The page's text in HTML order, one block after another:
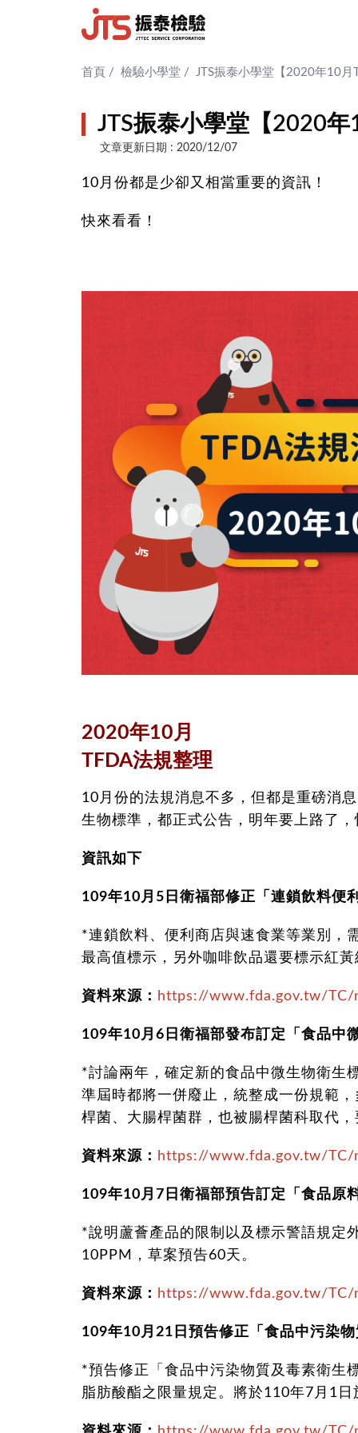
首頁 / 檢驗小學堂 / JTS振泰小學堂【2020年10月
JTS振泰小學堂【2020
文章更新日期 : 2020/12/07
10月份都是少卻又相當重要的資訊！
快來看看！
2020年10月
TFDA法規整理
10月份的法規消息不多，但都是重磅消
生物標準，都正式公告，明年要上路了
資訊如下
109年10月5日衛福部修正「連鎖飲料便
*連鎖飲料、便利商店與速食業等業別，
最高值標示，另外咖啡飲品還要標示紅
資料來源： https://www.fda.gov.tw/TC/
109年10月6日衛福部發布訂定「食品中
*討論兩年，確定新的食品中微生物衛生
準屆時都將一併廢止，統整成一份規範
桿菌、大腸桿菌群，也被腸桿菌科取代
資料來源： https://www.fda.gov.tw/TC/
109年10月7日衛福部預告訂定「食品原
*說明蘆薈產品的限制以及標示警語規定
10PPM，草案預告60天。
資料來源： https://www.fda.gov.tw/TC/
109年10月21日預告修正「食品中污染
*預告修正「食品中污染物質及毒素衛生
脂肪酸酯之限量規定。將於110年7月1日